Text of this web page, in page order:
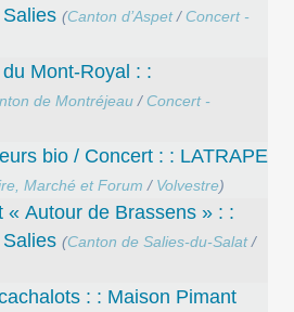
(Canton d’Aspet/ Concert -
Mont-Royal : :
de Montréjeau / Concert -
bio / Concert : : LATRAPE
Marché et Forum / Volvestre)
« Autour de Brassens » : :
(Canton de Salies-du-Salat/
: : Maison Pimant